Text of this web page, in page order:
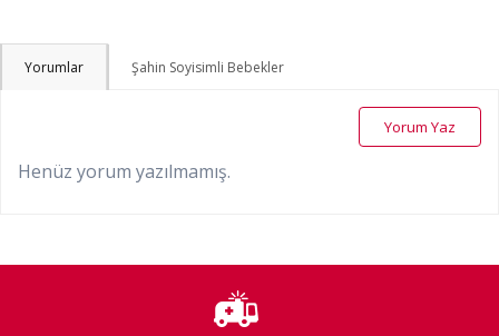
Yorumlar Şahin Soyisimli Bebekler
Yorum Yaz
Henüz yorum yazılmamış.